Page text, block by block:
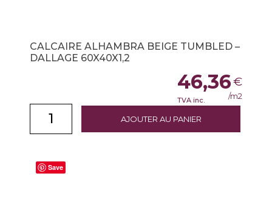
CALCAIRE ALHAMBRA BEIGE TUMBLED –
DALLAGE 60X40X1,2
AJOUTER AU PANIER
46,36€
TVA inc. /m2
Save